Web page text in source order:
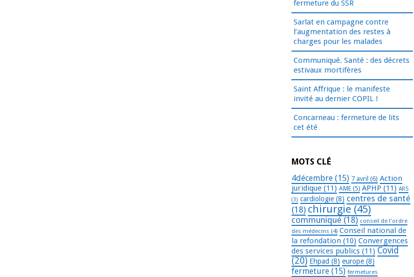
fermeture du SSR
Sarlat en campagne contre
l’augmentation des restes à
charges pour les malades
Communiqué. Santé : des décrets
estivaux mortifères
Saint Affrique : le manifeste
invité au dernier COPIL !
Concarneau : fermeture de lits
cet été
MOTS CLÉ
4décembre (15) 7 avril (6) Action
juridique (11) AME (5) APHP (11) ARS
(3) cardiologie (8) centres de santé
(18) chirurgie (45)
communiqué (18) conseil de l'ordre
des médecins (4) Conseil national de
la refondation (10) Convergences
des services publics (11) Covid
(20) Ehpad (8) europe (8)
fermeture (15) fermetures